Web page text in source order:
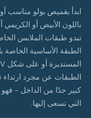
ابدأ بقميص بولو مناسب
باللون الأبيض أو
تبدو طبقات الملابس
الطبقات عن مجرد
كبير جدًا من الداخل -
التي تسعى إليها.